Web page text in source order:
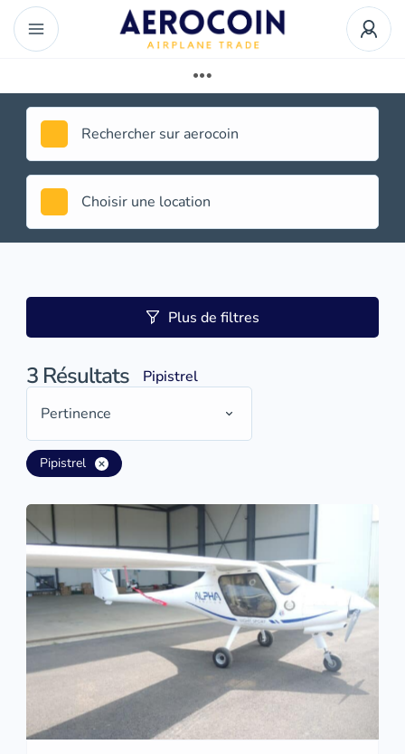
Plus de filtres
3 Résultats
Pipistrel
Pertinence
Pipistrel